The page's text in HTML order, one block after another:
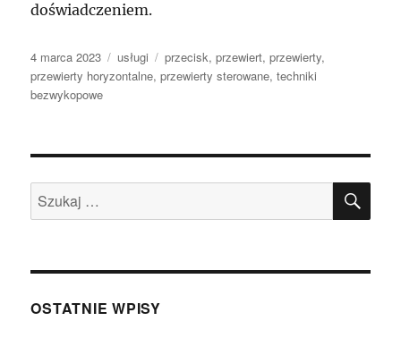
doświadczeniem.
Data
publikacji
4 marca 2023 Kategorie
usługi Tagi
przecisk,przewiert,przewierty,
przewierty horyzontalne,przewierty sterowane,techniki
bezwykopowe
Szukaj:
OSTATNIE WPISY